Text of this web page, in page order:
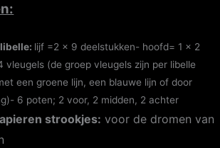
lijf =2 x 9 deelstukken- hoofd= 1 x 2
vleugels (de groep vleugels zijn per libelle
een groene lijn, een blauwe lijn of door
6 poten; 2 voor, 2 midden, 2 achter
strookjes: voor de dromen van